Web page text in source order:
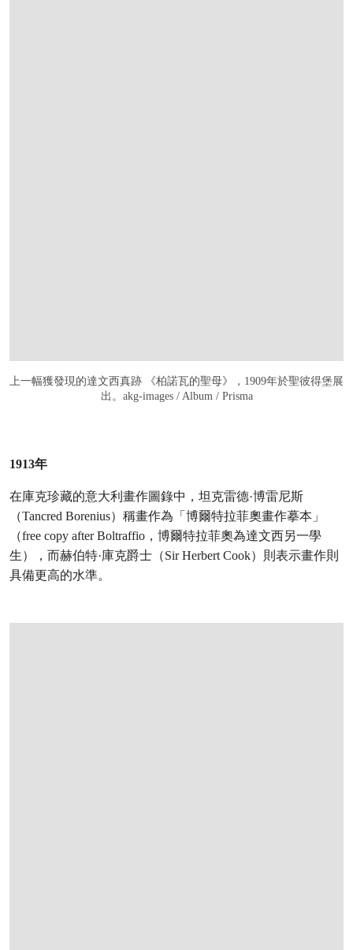
上一幅獲發現的達文西真跡 《柏諾瓦的聖母》，1909年於聖彼得堡展
出。akg-images / Album / Prisma
1913年
在庫克珍藏的意大利畫作圖錄中，坦克雷德·博雷尼斯
（Tancred Borenius）稱畫作為「博爾特拉菲奧畫作摹本」
（free copy after Boltraffio，博爾特拉菲奧為達文西另一學
生），而赫伯特·庫克爵士（Sir Herbert Cook）則表示畫作則
具備更高的水準。